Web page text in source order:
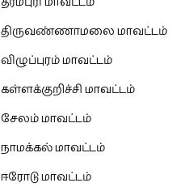
திருவண்ணாமலை மாவட்டம்
விழுப்புரம் மாவட்டம்
கள்ளக்குறிச்சி மாவட்டம்
சேலம் மாவட்டம்
நாமக்கல் மாவட்டம்
ஈரோடு மாவட்டம்